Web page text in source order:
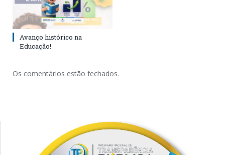
Avanço histórico na
Educação!
Os comentários estão fechados.